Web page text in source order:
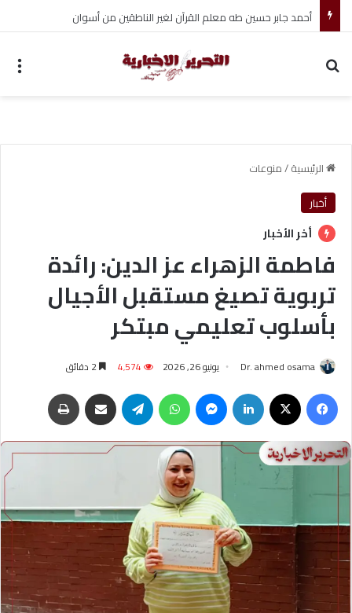
أحمد جابر حسين طه معلم القرآن لغير الناطقين من أسوان
الرئيسية/منوعات
أخبار
أخر الأخبار
فاطمة الزهراء عز الدين: رائدة
تربوية تصيغ مستقبل الأجيال
بأسلوب تعليمي مبتكر
Dr. ahmed osama يونيو 26, 2026 4٬574